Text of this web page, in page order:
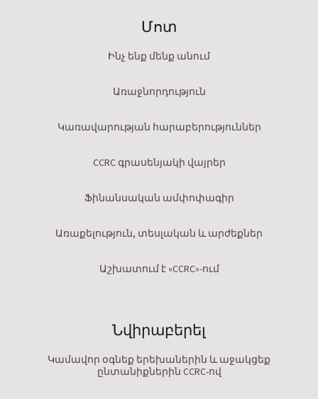
Մոտ
Ինչ ենք մենք անում
Առաջնորդություն
Կառավարության հարաբերություններ
CCRC գրասենյակի վայրեր
Ֆինանսական ամփոփագիր
Առաքելություն, տեսլական և արժեքներ
Աշխատում է «CCRC»-ում
Նվիրաբերել
Կամավոր օգնեք երեխաներին և աջակցեք
ընտանիքներին CCRC-ով